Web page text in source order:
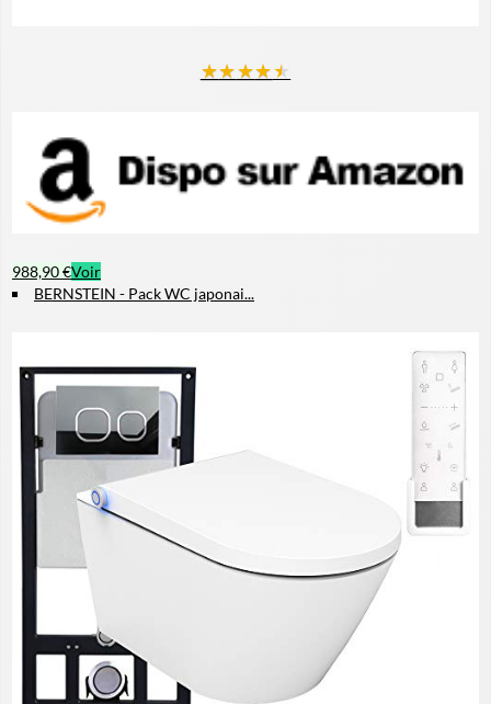
★★★★★
988,90 €Voir
BERNSTEIN - Pack WC japonai...